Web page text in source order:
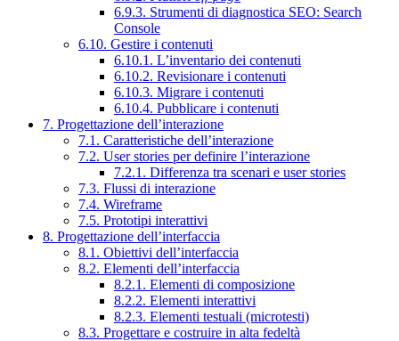
6.9.3. Strumenti di diagnostica SEO: Search
Console
6.10. Gestire i contenuti
6.10.1. L’inventario dei contenuti
6.10.2. Revisionare i contenuti
6.10.3. Migrare i contenuti
6.10.4. Pubblicare i contenuti
7. Progettazione dell’interazione
7.1. Caratteristiche dell’interazione
7.2. User stories per definire l’interazione
7.2.1. Differenza tra scenari e user stories
7.3. Flussi di interazione
7.4. Wireframe
7.5. Prototipi interattivi
8. Progettazione dell’interfaccia
8.1. Obiettivi dell’interfaccia
8.2. Elementi dell’interfaccia
8.2.1. Elementi di composizione
8.2.2. Elementi interattivi
8.2.3. Elementi testuali (microtesti)
8.3. Progettare e costruire in alta fedeltà